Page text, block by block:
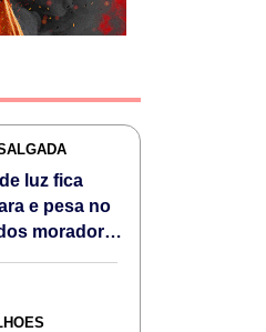
luz fica
e pesa no
moradores